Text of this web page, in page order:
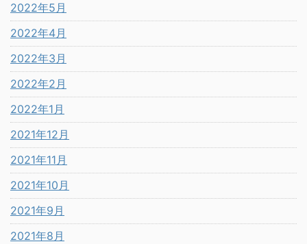
2022年5月
2022年4月
2022年3月
2022年2月
2022年1月
2021年12月
2021年11月
2021年10月
2021年9月
2021年8月